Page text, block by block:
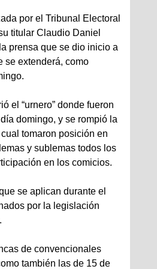
por el Tribunal Electoral
titular Claudio Daniel
prensa que se dio inicio a
se extenderá, como
el “urnero” donde fueron
domingo, y se rompió la
tomaron posición en
y sublemas todos los
en los comicios.
se aplican durante el
por la legislación
de convencionales
también las de 15 de